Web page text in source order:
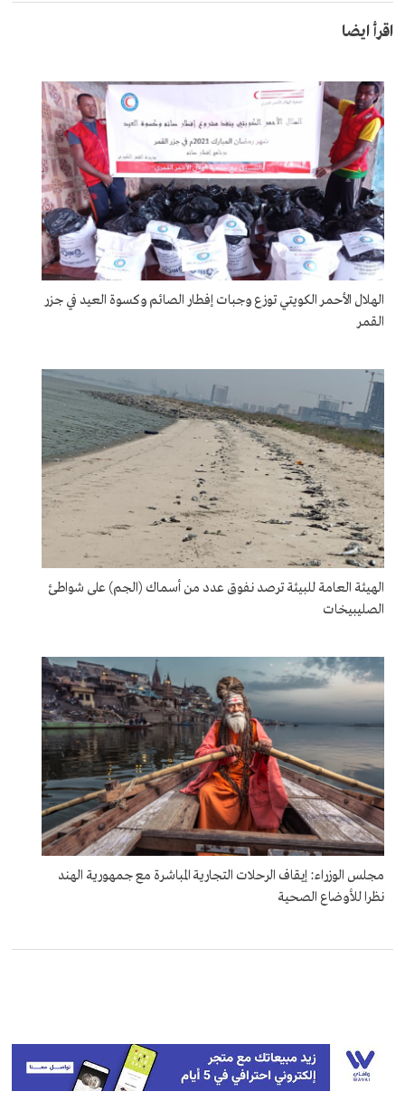
اقرأ ايضا
الهلال الأحمر الكويتي توزع وجبات إفطار الصائم وكسوة العيد في جزر
القمر
الهيئة العامة للبيئة ترصد نفوق عدد من أسماك (الجم) على شواطئ
الصليبيخات
مجلس الوزراء: إيقاف الرحلات التجارية المباشرة مع جمهورية الهند
نظرا للأوضاع الصحية